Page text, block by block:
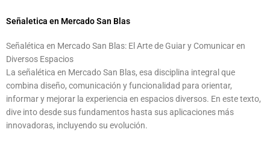
Señaletica en Mercado San Blas
Señalética en Mercado San Blas: El Arte de Guiar y Comunicar en
Diversos Espacios
La señalética en Mercado San Blas, esa disciplina integral que
combina diseño, comunicación y funcionalidad para orientar,
informar y mejorar la experiencia en espacios diversos. En este texto,
dive into desde sus fundamentos hasta sus aplicaciones más
innovadoras, incluyendo su evolución.